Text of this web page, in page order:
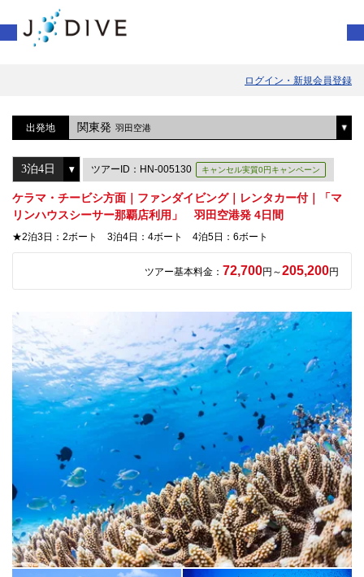
ログイン・新規会員登録
出発地 関東発 羽田空港
ツアーID：HN-005130 キャンセル実質0円キャンペーン
ケラマ・チービシ方面｜ファンダイビング｜レンタカー付｜「マ
リンハウスシーサー那覇店利用」 羽田空港発 4日間
★2泊3日：2ボート 3泊4日：4ボート 4泊5日：6ボート
ツアー基本料金： 72,700円～205,200円